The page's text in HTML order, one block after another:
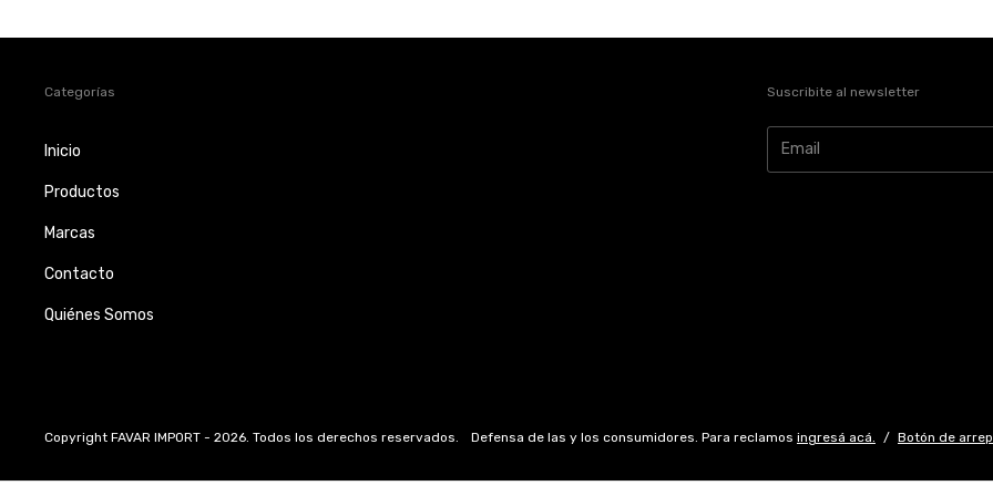
Categorías
Inicio
Productos
Marcas
Contacto
Quiénes Somos
Suscribite al newsletter
Copyright FAVAR IMPORT - 2026. Todos los derechos reservados. Defensa de las y los consumidores. Para reclamos ingresá acá. / Botón de